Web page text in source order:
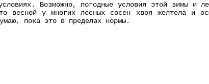
Возможно, погодные условия этой зимы и
весной у многих лесных сосен хвоя желтела и
пока это в пределах нормы.